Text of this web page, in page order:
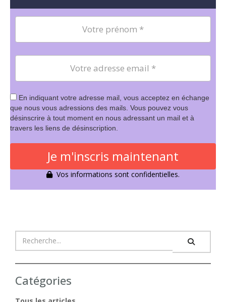
En indiquant votre adresse mail, vous acceptez en échange
que nous vous adressions des mails. Vous pouvez vous
désinscrire à tout moment en nous adressant un mail et à
travers les liens de désinscription.
Je m'inscris maintenant
Vos informations sont confidentielles.
Catégories